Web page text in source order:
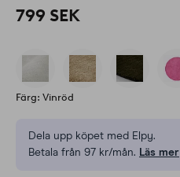
799 SEK
Färg: Vinröd
Dela upp köpet med Elpy.
Betala från 97 kr/mån. Läs mer